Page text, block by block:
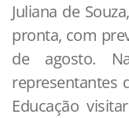
Juliana de
pronta, com
de agosto.
representantes
Educação